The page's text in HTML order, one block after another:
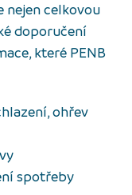
nejen celkovou
doporučení
které PENB
ohřev
spotřeby